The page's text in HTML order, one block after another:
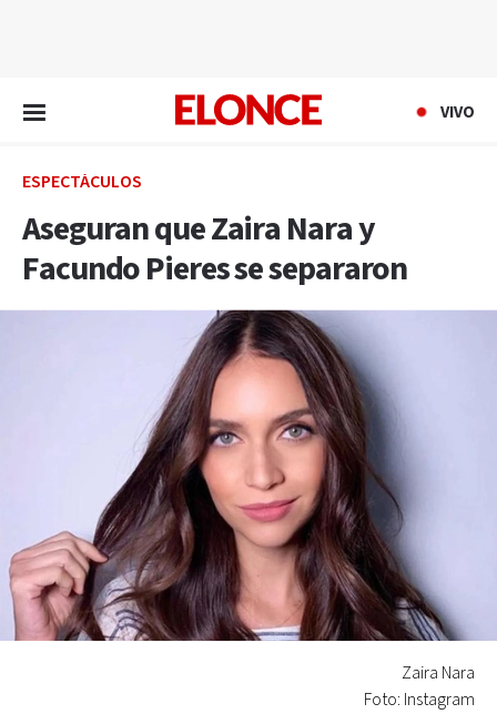
VIVO
ESPECTÁCULOS
Aseguran que Zaira Nara y
Facundo Pieres se separaron
Zaira Nara
Foto: Instagram